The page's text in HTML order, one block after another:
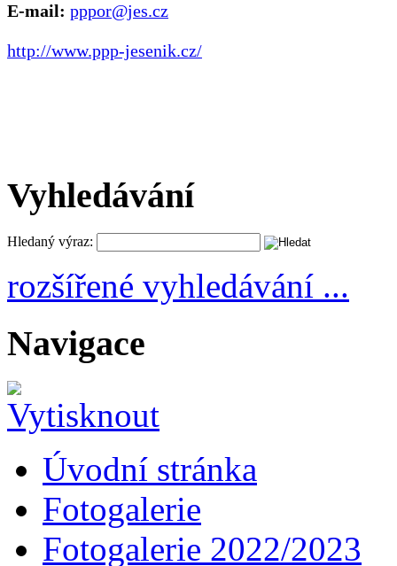
E-mail: pppor@jes.cz
http://www.ppp-jesenik.cz/
Vyhledávání
Hledaný výraz:
rozšířené vyhledávání ...
Navigace
Úvodní stránka
Fotogalerie
Fotogalerie 2022/2023